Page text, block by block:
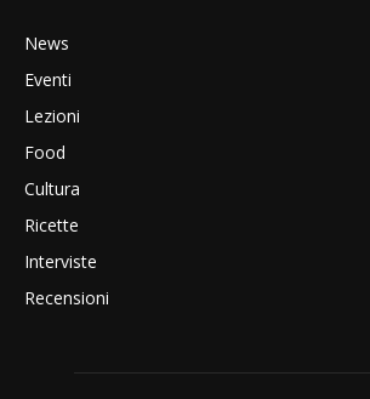
News
Eventi
Lezioni
Food
Cultura
Ricette
Interviste
Recensioni